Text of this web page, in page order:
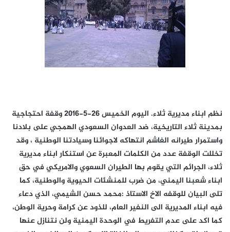
نظم ابناء مديرية ثلاء. اليوم الخميس 26-5-2016 وقفة احتجاجية
بمدينة ثلاء التاريخية، ضد العدوان السعودي الهمجي على بلادنا
واستمرار طيرانه الغاشم انتهاكه لاجوائنا وسيادتنا الوطنية ، وقد
تخللت الوقفة عدد من الكلمات المعبرة عن استنكار ابناء مديرية
ثلاء، الجرائم التي يقوم بها الطيران السعوي والامريكي في حق
ابناء شعبنا اليمني، من ضرب للمنشئات الحيوية والوطنية، كما
تلى البيان للوقفه الاخ الاستاذ :محمد حسن الشيمي، الذي دعاء
فيه ابناء المديرية الى النفير العام، للذود عن كرامة وحرية الوطن،
كما اكد على عدم التفريط في الوحدة اليمنية ولن نتنازل عنها